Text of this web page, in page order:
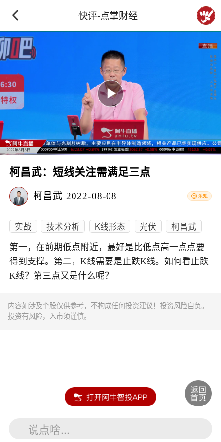
快评-点掌财经
柯昌武：短线关注需满足三点
柯昌武 2022-08-08
实战 技术分析 K线形态 光伏 柯昌武
第一，在前期低点附近，最好是比低点高一点点要
得到支撑。第二，K线需要是止跌K线。如何看止跌
K线？第三点又是什么呢？
内容如涉及个股仅供参考，不构成任何投资建议！投资风险自负。
投资有风险，入市须谨慎。
说点啥...